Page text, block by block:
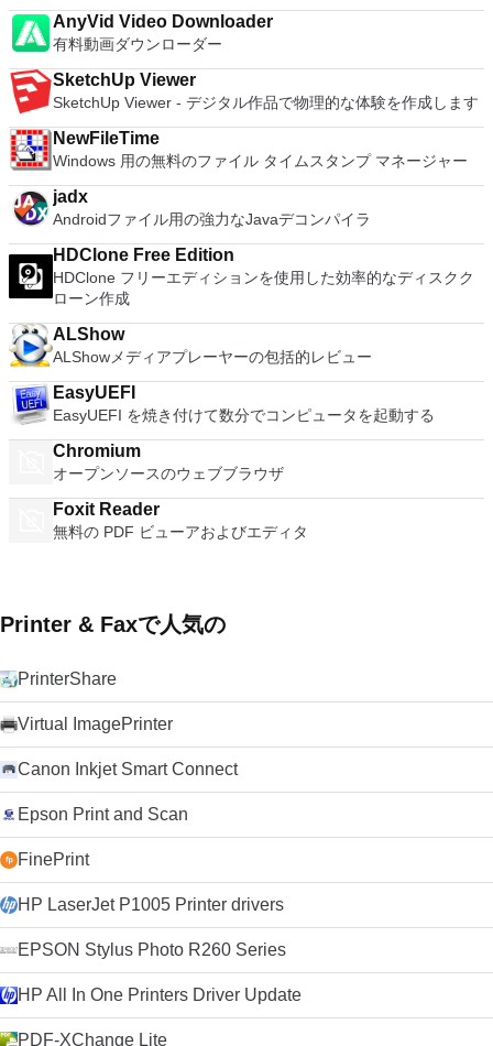
AnyVid Video Downloader
有料動画ダウンローダー
SketchUp Viewer
SketchUp Viewer - デジタル作品で物理的な体験を作成します
NewFileTime
Windows 用の無料のファイル タイムスタンプ マネージャー
jadx
Androidファイル用の強力なJavaデコンパイラ
HDClone Free Edition
HDClone フリーエディションを使用した効率的なディスクク
ローン作成
ALShow
ALShowメディアプレーヤーの包括的レビュー
EasyUEFI
EasyUEFI を焼き付けて数分でコンピュータを起動する
Chromium
オープンソースのウェブブラウザ
Foxit Reader
無料の PDF ビューアおよびエディタ
Printer & Faxで人気の
PrinterShare
Virtual ImagePrinter
Canon Inkjet Smart Connect
Epson Print and Scan
FinePrint
HP LaserJet P1005 Printer drivers
EPSON Stylus Photo R260 Series
HP All In One Printers Driver Update
PDF-XChange Lite